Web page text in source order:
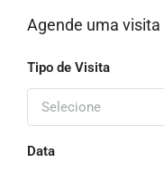
Agende uma visita
Tipo de Visita
Selecione
Data